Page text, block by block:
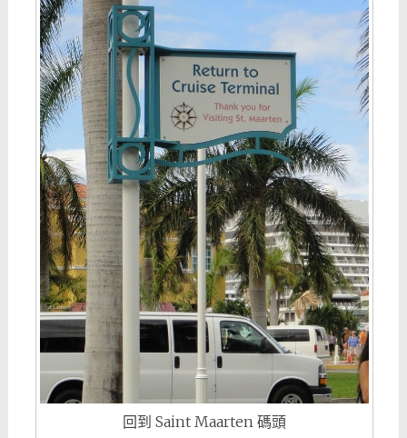
回到 Saint Maarten 碼頭